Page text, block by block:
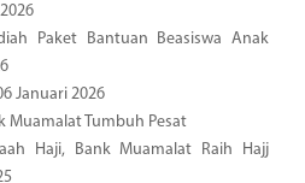
Paket Bantuan Beasiswa Anak
Januari 2026
Muamalat Tumbuh Pesat
Haji, Bank Muamalat Raih Hajj